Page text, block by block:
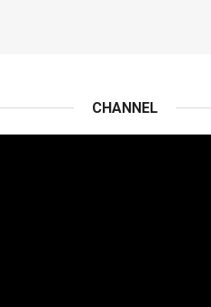
CHANNEL